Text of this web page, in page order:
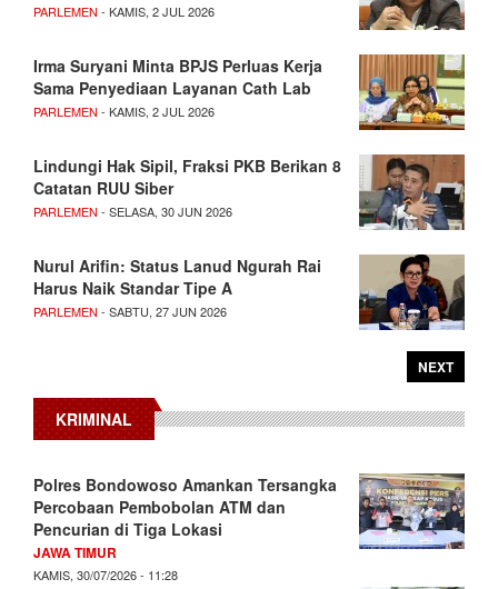
PARLEMEN - KAMIS, 2 JUL 2026
Irma Suryani Minta BPJS Perluas Kerja
Sama Penyediaan Layanan Cath Lab
PARLEMEN - KAMIS, 2 JUL 2026
Lindungi Hak Sipil, Fraksi PKB Berikan 8
Catatan RUU Siber
PARLEMEN - SELASA, 30 JUN 2026
Nurul Arifin: Status Lanud Ngurah Rai
Harus Naik Standar Tipe A
PARLEMEN - SABTU, 27 JUN 2026
NEXT
KRIMINAL
Polres Bondowoso Amankan Tersangka
Percobaan Pembobolan ATM dan
Pencurian di Tiga Lokasi
JAWA TIMUR
KAMIS, 30/07/2026 - 11:28